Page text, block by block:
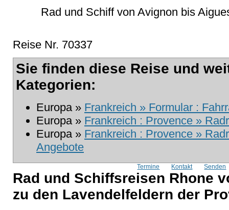
Rad und Schiff von Avignon bis
Reise Nr. 70337
Sie finden diese Reise und
Kategorien:
Europa » Frankreich » Formular :
Europa » Frankreich : Provence »
Europa » Frankreich : Provence »
Angebote
Termine Kontakt Senden
Rad und Schiffsreisen Rhone
zu den Lavendelfeldern der